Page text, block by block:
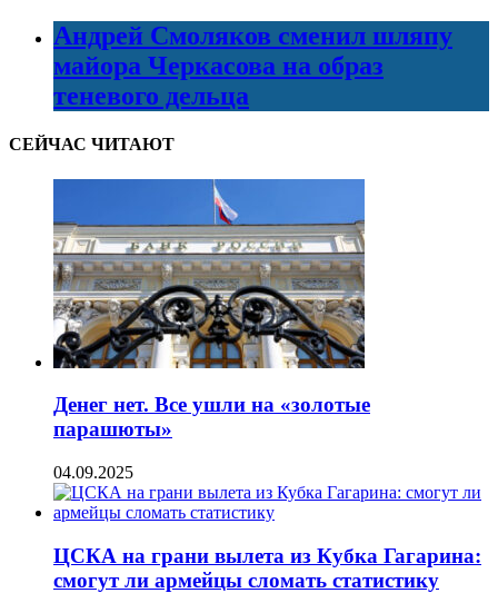
Андрей Смоляков сменил шляпу
майора Черкасова на образ
теневого дельца
СЕЙЧАС ЧИТАЮТ
Денег нет. Все ушли на «золотые
парашюты»
04.09.2025
ЦСКА на грани вылета из Кубка Гагарина:
смогут ли армейцы сломать статистику